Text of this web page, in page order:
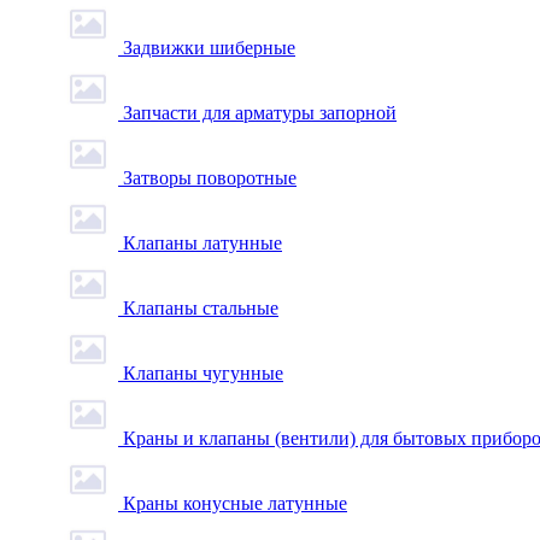
Задвижки шиберные
Запчасти для арматуры запорной
Затворы поворотные
Клапаны латунные
Клапаны стальные
Клапаны чугунные
Краны и клапаны (вентили) для бытовых
Краны конусные латунные